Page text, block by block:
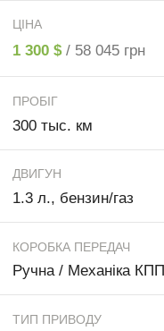
ЦІНА
1 300 $ / 58 045 грн
ПРОБІГ
300 тыс. км
ДВИГУН
1.3 л., бензин/газ
КОРОБКА ПЕРЕДАЧ
Ручна / Механіка КПП
ТИП ПРИВОДУ